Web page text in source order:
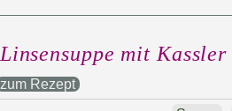
Linsensuppe mit Kassler
zum Rezept